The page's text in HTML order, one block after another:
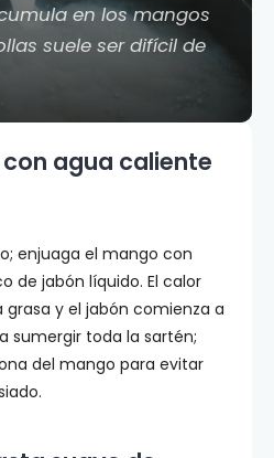
en los mangos
suele ser difícil de
con agua caliente
enjuaga el mango con
de jabón líquido. El calor
y el jabón comienza a
sumergir toda la sartén;
del mango para evitar